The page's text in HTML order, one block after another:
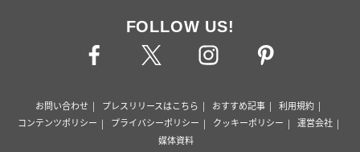
FOLLOW US!
お問い合わせ プレスリリースはこちら おすすめ記事
利用規約
コンテンツポリシー
プライバシーポリシー クッキーポリシー
運営会社
媒体資料